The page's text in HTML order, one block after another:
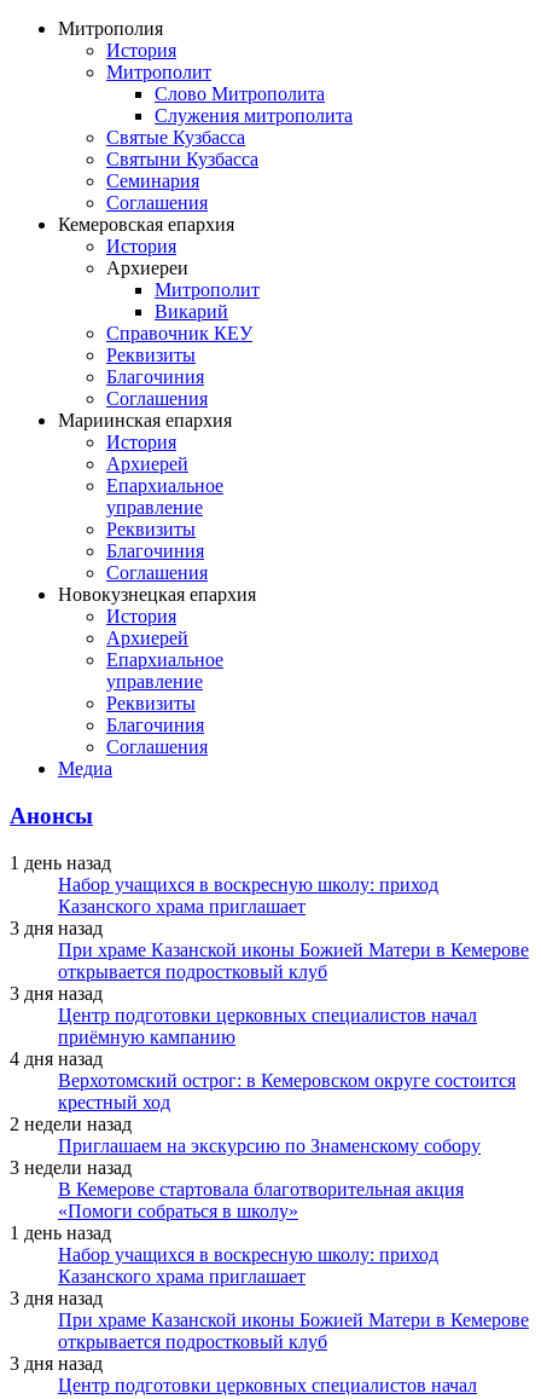
Митрополия
История
Митрополит
Слово Митрополита
Служения митрополита
Святые Кузбасса
Святыни Кузбасса
Семинария
Соглашения
Кемеровская епархия
История
Архиереи
Митрополит
Викарий
Справочник КЕУ
Реквизиты
Благочиния
Соглашения
Мариинская епархия
История
Архиерей
Епархиальное
управление
Реквизиты
Благочиния
Соглашения
Новокузнецкая епархия
История
Архиерей
Епархиальное
управление
Реквизиты
Благочиния
Соглашения
Медиа
Анонсы
1 день назад
Набор учащихся в воскресную школу: приход
Казанского храма приглашает
3 дня назад
При храме Казанской иконы Божией Матери в Кемерове
открывается подростковый клуб
3 дня назад
Центр подготовки церковных специалистов начал
приёмную кампанию
4 дня назад
Верхотомский острог: в Кемеровском округе состоится
крестный ход
2 недели назад
Приглашаем на экскурсию по Знаменскому собору
3 недели назад
В Кемерове стартовала благотворительная акция
«Помоги собраться в школу»
1 день назад
Набор учащихся в воскресную школу: приход
Казанского храма приглашает
3 дня назад
При храме Казанской иконы Божией Матери в Кемерове
открывается подростковый клуб
3 дня назад
Центр подготовки церковных специалистов начал